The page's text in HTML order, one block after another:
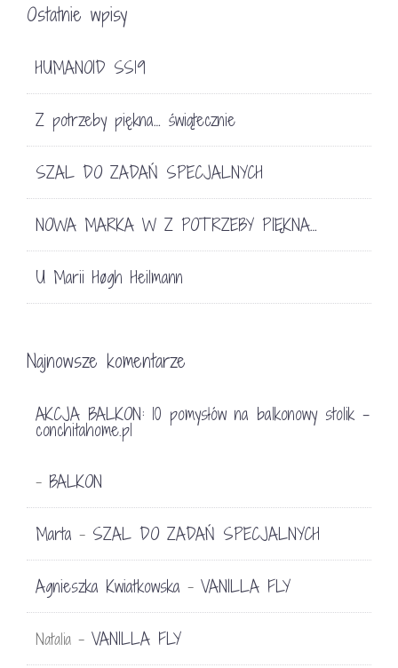
Ostatnie wpisy
HUMANOID SS19
Z potrzeby piękna… świątecznie
SZAL DO ZADAŃ SPECJALNYCH
NOWA MARKA W Z POTRZEBY PIĘKNA…
U Marii Høgh Heilmann
Najnowsze komentarze
AKCJA BALKON: 10 pomysłów na balkonowy stolik -
conchitahome.pl
- BALKON
Marta - SZAL DO ZADAŃ SPECJALNYCH
Agnieszka Kwiatkowska - VANILLA FLY
Natalia - VANILLA FLY